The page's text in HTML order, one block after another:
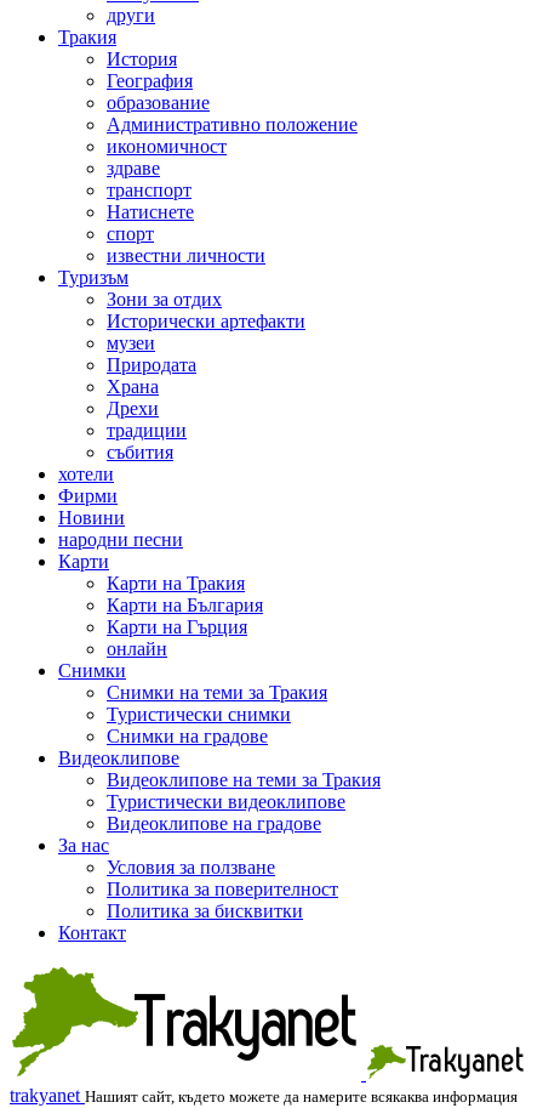
други
Тракия
История
География
образование
Административно положение
икономичност
здраве
транспорт
Натиснете
спорт
известни личности
Туризъм
Зони за отдих
Исторически артефакти
музеи
Природата
Храна
Дрехи
традиции
събития
хотели
Фирми
Новини
народни песни
Карти
Карти на Тракия
Карти на България
Карти на Гърция
онлайн
Снимки
Снимки на теми за Тракия
Туристически снимки
Снимки на градове
Видеоклипове
Видеоклипове на теми за Тракия
Туристически видеоклипове
Видеоклипове на градове
За нас
Условия за ползване
Политика за поверителност
Политика за бисквитки
Контакт
trakyanet Нашият сайт, където можете да намерите всякаква информация